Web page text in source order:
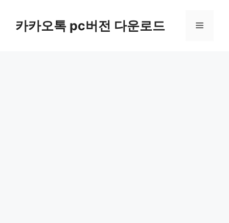
카카오톡 pc버전 다운로드 메